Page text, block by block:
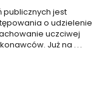
jest
o udzielenie
uczciwej
Już na